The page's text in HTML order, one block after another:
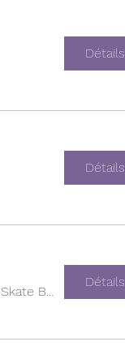
Détails
Détails
Empire Skate Building
Détails